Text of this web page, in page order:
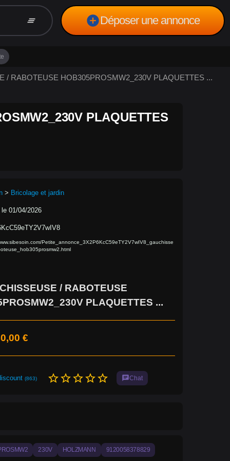
clear_all add_circleDéposer une annonce
/ RABOTEUSE HOB305PROSMW2_230V PLAQUETTES ...
PLAQUETTES
> Bricolage et jardin
le 01/04/2026
Petite_annonce_3X2P6KcC59eTY2V7wIV8_gauchisse
/ RABOTEUSE
PLAQUETTES ...
€
(863) star_borderstar_borderstar_borderstar_borderstar_border chatChat
230V HOLZMANN 9120058378829